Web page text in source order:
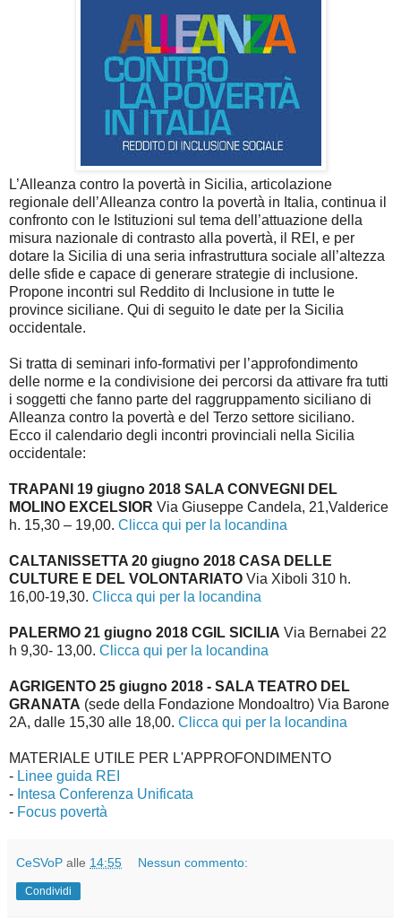
L’Alleanza contro la povertà in Sicilia, articolazione
regionale dell’Alleanza contro la povertà in Italia, continua il
confronto con le Istituzioni sul tema dell’attuazione della
misura nazionale di contrasto alla povertà, il REI, e per
dotare la Sicilia di una seria infrastruttura sociale all’altezza
delle sfide e capace di generare strategie di inclusione.
Propone incontri sul Reddito di Inclusione in tutte le
province siciliane. Qui di seguito le date per la Sicilia
occidentale.
Si tratta di seminari info-formativi per l’approfondimento
delle norme e la condivisione dei percorsi da attivare fra tutti
i soggetti che fanno parte del raggruppamento siciliano di
Alleanza contro la povertà e del Terzo settore siciliano.
Ecco il calendario degli incontri provinciali nella Sicilia
occidentale:
TRAPANI 19 giugno 2018 SALA CONVEGNI DEL
MOLINO EXCELSIOR Via Giuseppe Candela, 21,Valderice
h. 15,30 – 19,00. Clicca qui per la locandina
CALTANISSETTA 20 giugno 2018 CASA DELLE
CULTURE E DEL VOLONTARIATO Via Xiboli 310 h.
16,00-19,30. Clicca qui per la locandina
PALERMO 21 giugno 2018 CGIL SICILIA Via Bernabei 22
h 9,30- 13,00. Clicca qui per la locandina
AGRIGENTO 25 giugno 2018 - SALA TEATRO DEL
GRANATA (sede della Fondazione Mondoaltro) Via Barone
2A, dalle 15,30 alle 18,00. Clicca qui per la locandina
MATERIALE UTILE PER L'APPROFONDIMENTO
- Linee guida REI
- Intesa Conferenza Unificata
- Focus povertà
CeSVoP alle 14:55 Nessun commento:
Condividi